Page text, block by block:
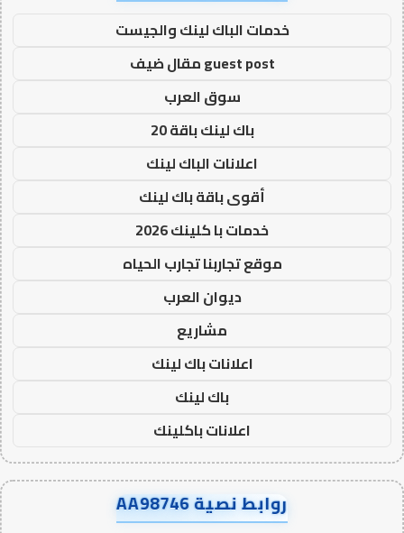
خدمات الباك لينك والجيست
guest post مقال ضيف
سوق العرب
باك لينك باقة 20
اعلانات الباك لينك
أقوى باقة باك لينك
خدمات با كلينك 2026
موقع تجاربنا تجارب الحياه
ديوان العرب
مشاريع
اعلانات باك لينك
باك لينك
اعلانات باكلينك
روابط نصية AA98746